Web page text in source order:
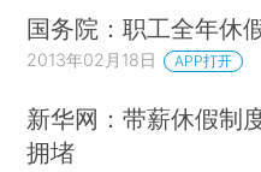
国务院：职工全年休
2013年02月18日 APP打开
新华网：带薪休假制
拥堵